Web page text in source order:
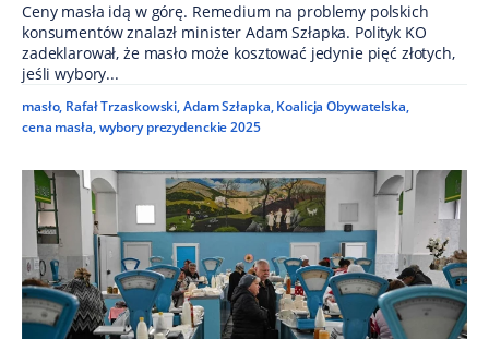
Ceny masła idą w górę. Remedium na problemy polskich
konsumentów znalazł minister Adam Szłapka. Polityk KO
zadeklarował, że masło może kosztować jedynie pięć złotych,
jeśli wybory...
masło, Rafał Trzaskowski,Adam Szłapka, Koalicja Obywatelska,
cena masła,wybory prezydenckie 2025